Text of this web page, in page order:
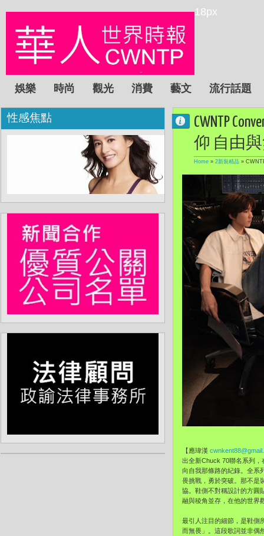
18px
娛樂 時尚 觀光 消費 藝文 流行話題
CWNTP
仰 自由
Home » 2新裝精品 »
【應瑋漢
出全新Chuck 70聯名系列
向自我那條路的紀錄。全系
畏挑戰，勇於突破。那不是
協。鞋側不對稱設計的方圓
融與稜角並存，在他的世界
最引人注目的細節，是鞋側
而無畏」。這段歌詞並非偶
性感焦點